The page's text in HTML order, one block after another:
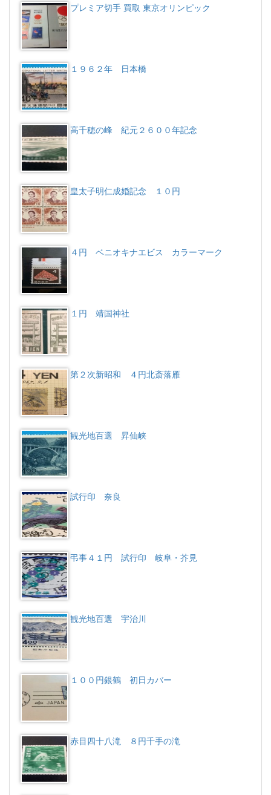
プレミア切手 買取 東京オリンピック
１９６２年 日本橋
高千穂の峰 紀元２６００年記念
皇太子明仁成婚記念 １０円
４円 ベニオキナエビス カラーマーク
１円 靖国神社
第２次新昭和 ４円北斎落雁
観光地百選 昇仙峡
試行印 奈良
弔事４１円 試行印 岐阜・芥見
観光地百選 宇治川
１００円銀鶴 初日カバー
赤目四十八滝 ８円千手の滝